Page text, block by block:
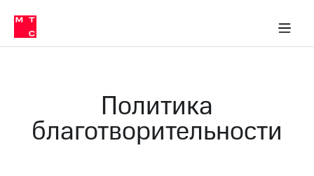
Медиа-центр
и акционерам
Устойчивое развитие
Комплаенс и деловая этика
компании
История
Пресс-
релизы
Политика
благотворительности